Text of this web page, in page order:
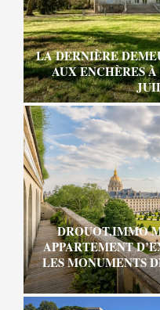
LA DERNIÈRE
AUX ENCHÈRES
DROUOT.IMMO
APPARTEMENT
LES MONUMENTS